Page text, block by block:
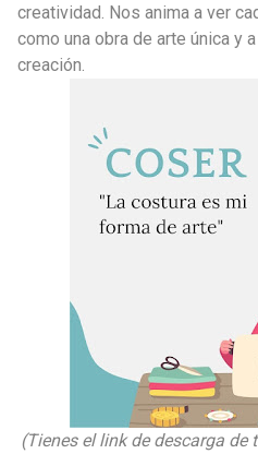
creatividad. Nos anima a ver
como una obra de arte única y
creación.
(Tienes el link de descarga de